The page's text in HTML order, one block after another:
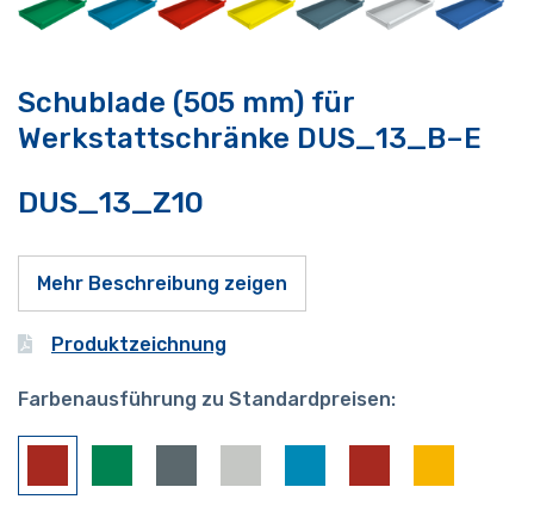
Schublade (505 mm) für
Werkstattschränke DUS_13_B–E
DUS_13_Z10
Mehr Beschreibung zeigen
Produktzeichnung
Farbenausführung zu Standardpreisen: